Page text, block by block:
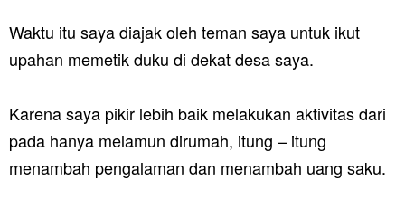
Waktu itu saya diajak oleh teman saya untuk ikut
upahan memetik duku di dekat desa saya.
Karena saya pikir lebih baik melakukan aktivitas dari
pada hanya melamun dirumah, itung – itung
menambah pengalaman dan menambah uang saku.